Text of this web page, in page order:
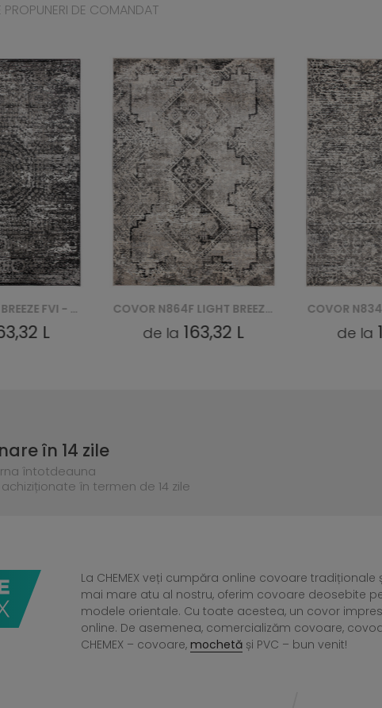
PROPUNERI DE COMANDAT
COVOR N865E BREEZE FVI - CZARNY
L
COVOR N864F LIGHT BREEZE FVI - SZARY
de la163,32 L de la
în 14 zile
întotdeauna
în termen de 14 zile
La CHEMEX veți cumpăra online covoare tradiționale
mai mare atu al nostru, oferim covoare deosebite
modele orientale. Cu toate acestea, un covor
online. De asemenea, comercializăm covoare,
CHEMEX – covoare, mochetă și PVC – bun venit!